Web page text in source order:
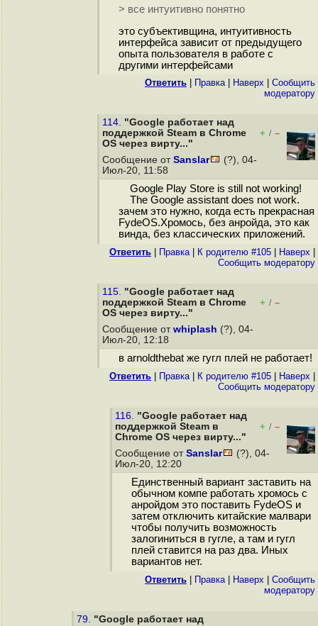
> все интуитивно понятно
это субъективщина, интуитивность
интерфейса зависит от предыдущего
опыта пользователя в работе с
другими интерфейсами
Ответить Правка| Наверх
Cообщить
модератору
114. "Google работает над
поддержкой Steam в Chrome
OS через вирту..."
+ / –
Сообщение от Sanslar
(?), 04-
Июл-20, 11:58
Google Play Store is still not working!
The Google assistant does not work.
зачем это нужно, когда есть прекрасная
FydeOS.Хромось, без анройда, это как
винда, без классических приложений.
Ответить Правка| К родителю #105 Наверх
Cообщить модератору
115. "Google работает над
поддержкой Steam в Chrome
OS через вирту..."
+ / –
Сообщение от whiplash (?), 04-
Июл-20, 12:18
в arnoldthebat же гугл плей не работает!
Ответить Правка| К родителю #105 Наверх
Cообщить модератору
116. "Google работает над
поддержкой Steam в
Chrome OS через вирту..."
+ / –
Сообщение от Sanslar
(?), 04-
Июл-20, 12:20
Единственный вариант заставить на
обычном компе работать хромось с
анройдом это поставить FydeOS и
затем отключить китайские малвари
чтобы получить возможность
залогиниться в гугле, а там и гугл
плей ставится на раз два. Иных
вариантов нет.
Ответить Правка| Наверх
Cообщить
модератору
79. "Google работает над